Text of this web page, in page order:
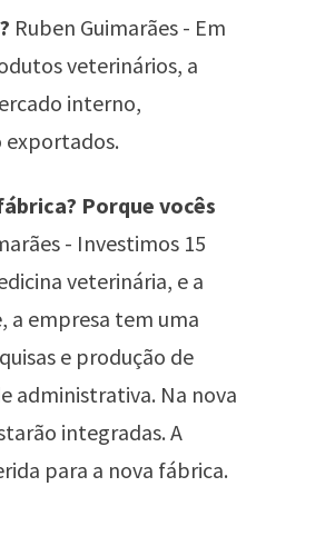
Ruben Guimarães - Em
veterinários, a
interno,
exportados.
Porque vocês
- Investimos 15
veterinária, e a
a empresa tem uma
e produção de
administrativa. Na nova
integradas. A
para a nova fábrica.